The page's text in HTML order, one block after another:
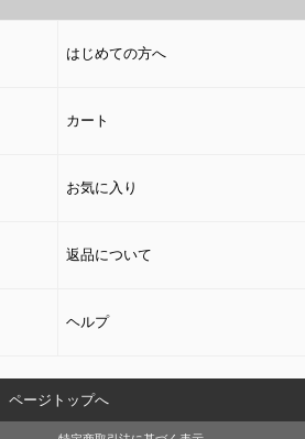
はじめての方へ
カート
お気に入り
返品について
ヘルプ
ページトップへ